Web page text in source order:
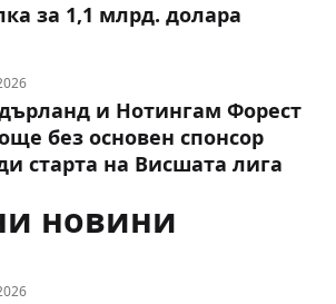
за 1,1 млрд. долара
и Нотингам Форест
без основен спонсор
старта на Висшата лига
новини